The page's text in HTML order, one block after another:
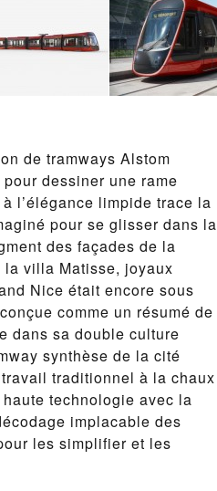
de tramways Alstom
dessiner une rame
l’élégance limpide trace la
pour se glisser dans la
des façades de la
la villa Matisse, joyaux
Nice était encore sous
comme un résumé de
dans sa double culture
synthèse de la cité
traditionnel à la chaux
technologie avec la
implacable des
les simplifier et les